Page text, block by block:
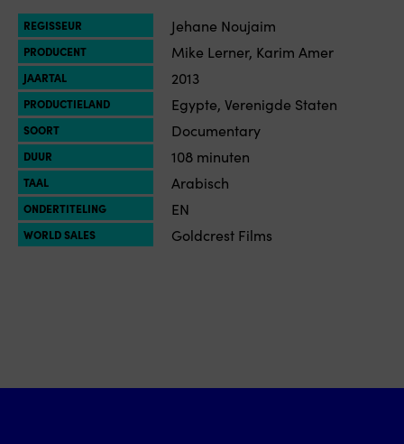
REGISSEUR Jehane Noujaim
PRODUCENT Mike Lerner, Karim Amer
JAARTAL 2013
PRODUCTIELAND Egypte, Verenigde Staten
SOORT Documentary
DUUR 108 minuten
TAAL Arabisch
ONDERTITELING EN
WORLD SALES Goldcrest Films